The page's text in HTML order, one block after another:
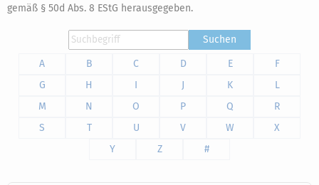
gemäß § 50d Abs. 8 EStG herausgegeben.
Suchen
A
B C D E
F
G
H I J K
L
M
N O P Q
R
S
T U V W
X
Y
Z #